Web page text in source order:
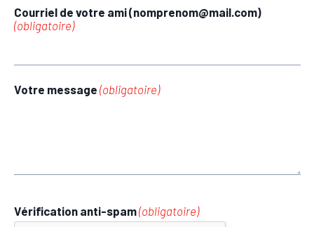
Courriel de votre ami (nomprenom@mail.com)
(obligatoire)
Votre message (obligatoire)
Vérification anti-spam(obligatoire)